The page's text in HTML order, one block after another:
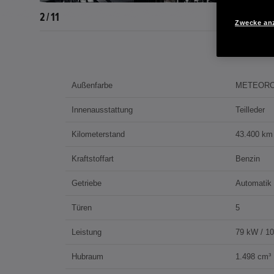
2 / 11
Außenfarbe
Innenausstattung Teilleder
Kilometerstand 43.400 km
Kraftstoffart Benzin
Getriebe Automatik
Türen 5
Leistung 79 kW /
Hubraum 1.498 cm³
Zwecke